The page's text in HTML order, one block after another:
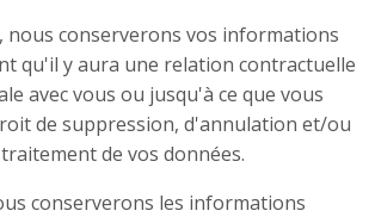
nous conserverons vos informations
qu'il y aura une relation contractuelle
avec vous ou jusqu'à ce que vous
de suppression, d'annulation et/ou
de vos données.
conserverons les informations